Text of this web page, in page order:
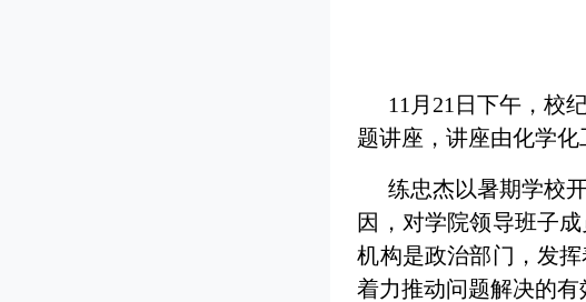
11月21日下午，校
题讲座，讲座由化学
练忠杰以暑期学校
因，对学院领导班子
机构是政治部门，发
着力推动问题解决的有